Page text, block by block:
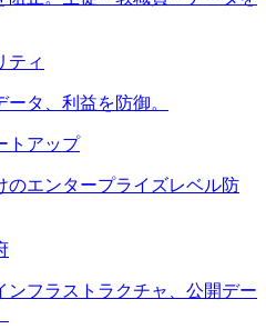
ティ
タ、利益を防御。
トアップ
のエンタープライズレベル防
ンフラストラクチャ、公開デー